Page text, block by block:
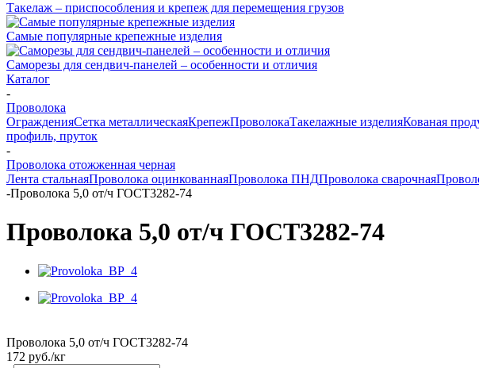
Такелаж – приспособления и крепеж для перемещения грузов
Самые популярные крепежные изделия
Саморезы для сендвич-панелей – особенности и отличия
Каталог
-
Проволока
ОгражденияСетка металлическаяКрепежПроволокаТакелажные изделияКованая
профиль, пруток
-
Проволока отожженная черная
Лента стальнаяПроволока оцинкованнаяПроволока ПНДПроволока сварочная
-Проволока 5,0 от/ч ГОСТ3282-74
Проволока 5,0 от/ч ГОСТ3282-74
Проволока 5,0 от/ч ГОСТ3282-74
172 руб./кг